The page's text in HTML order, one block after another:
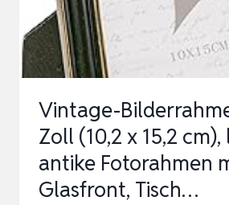
RETRO
ANTIKE…
Vintage-
Zoll (10,2 x 15,2
antike Fotorahmen
Glasfront, Tisch…